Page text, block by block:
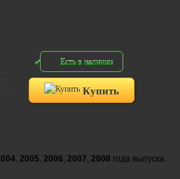
Есть в наличии
Купить
, 2005, 2006, 2007, 2008 года выпуска.